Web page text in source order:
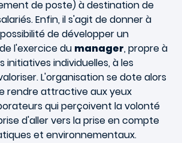
de poste) à destination de
Enfin, il s'agit de donner à
de développer un
l'exercice du manager, propre à
initiatives individuelles, à les
L'organisation se dote alors
rendre attractive aux yeux
qui perçoivent la volonté
d'aller vers la prise en compte
et environnementaux.